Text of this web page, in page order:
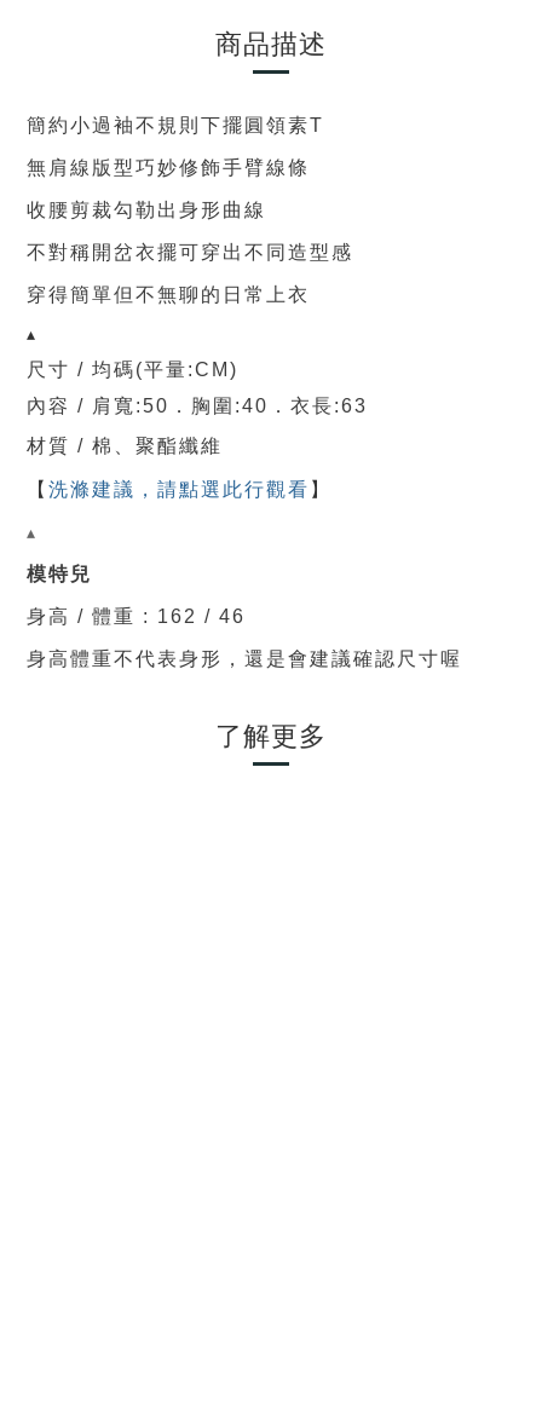
商品描述
簡約小過袖不規則下擺圓領素T
無肩線版型巧妙修飾手臂線條
收腰剪裁勾勒出身形曲線
不對稱開岔衣擺可穿出不同造型感
穿得簡單但不無聊的日常上衣
▴
尺寸 / 均碼(平量:CM)
內容 / 肩寬:50．胸圍:40． 衣長:63
材質 / 棉、聚酯纖維
【 洗滌建議，請點選此行觀看 】
▴
模特兒
身高 / 體重 : 162 / 46
身高體重不代表身形，還是會建議確認尺寸喔
了解更多